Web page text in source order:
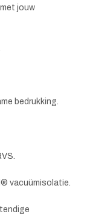
jouw
bedrukking.
vacuümisolatie.